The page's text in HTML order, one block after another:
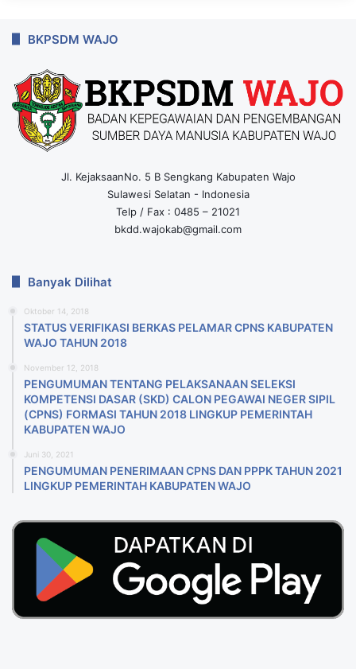
BKPSDM WAJO
Jl. KejaksaanNo. 5 B Sengkang Kabupaten Wajo
Sulawesi Selatan - Indonesia
Telp / Fax : 0485 – 21021
bkdd.wajokab@gmail.com
Banyak Dilihat
Oktober 14, 2018
STATUS VERIFIKASI BERKAS PELAMAR CPNS KABUPATEN
WAJO TAHUN 2018
November 12, 2018
PENGUMUMAN TENTANG PELAKSANAAN SELEKSI
KOMPETENSI DASAR (SKD) CALON PEGAWAI NEGER SIPIL
(CPNS) FORMASI TAHUN 2018 LlNGKUP PEMERINTAH
KABUPATEN WAJO
Juni 30, 2021
PENGUMUMAN PENERIMAAN CPNS DAN PPPK TAHUN 2021
LINGKUP PEMERINTAH KABUPATEN WAJO